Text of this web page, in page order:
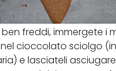
freddi, immergete i
cioccolato sciolgo
e lasciateli